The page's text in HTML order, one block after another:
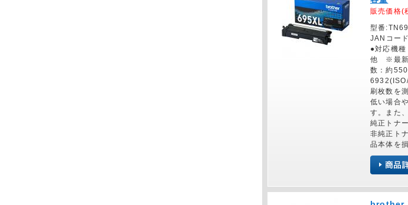
販売価格(
型番
JANコー
●対応機
他 ※最新
数：約
刷枚数を
低い場合
す。また
純正トナ
非純正ト
品本体を